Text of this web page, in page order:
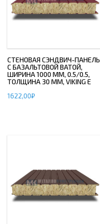
СТЕНОВАЯ СЭНДВИЧ-ПАНЕЛЬ
С БАЗАЛЬТОВОЙ ВАТОЙ,
ШИРИНА 1000 ММ, 0.5/0.5,
ТОЛЩИНА 30 ММ, VIKING E
1622,00₽